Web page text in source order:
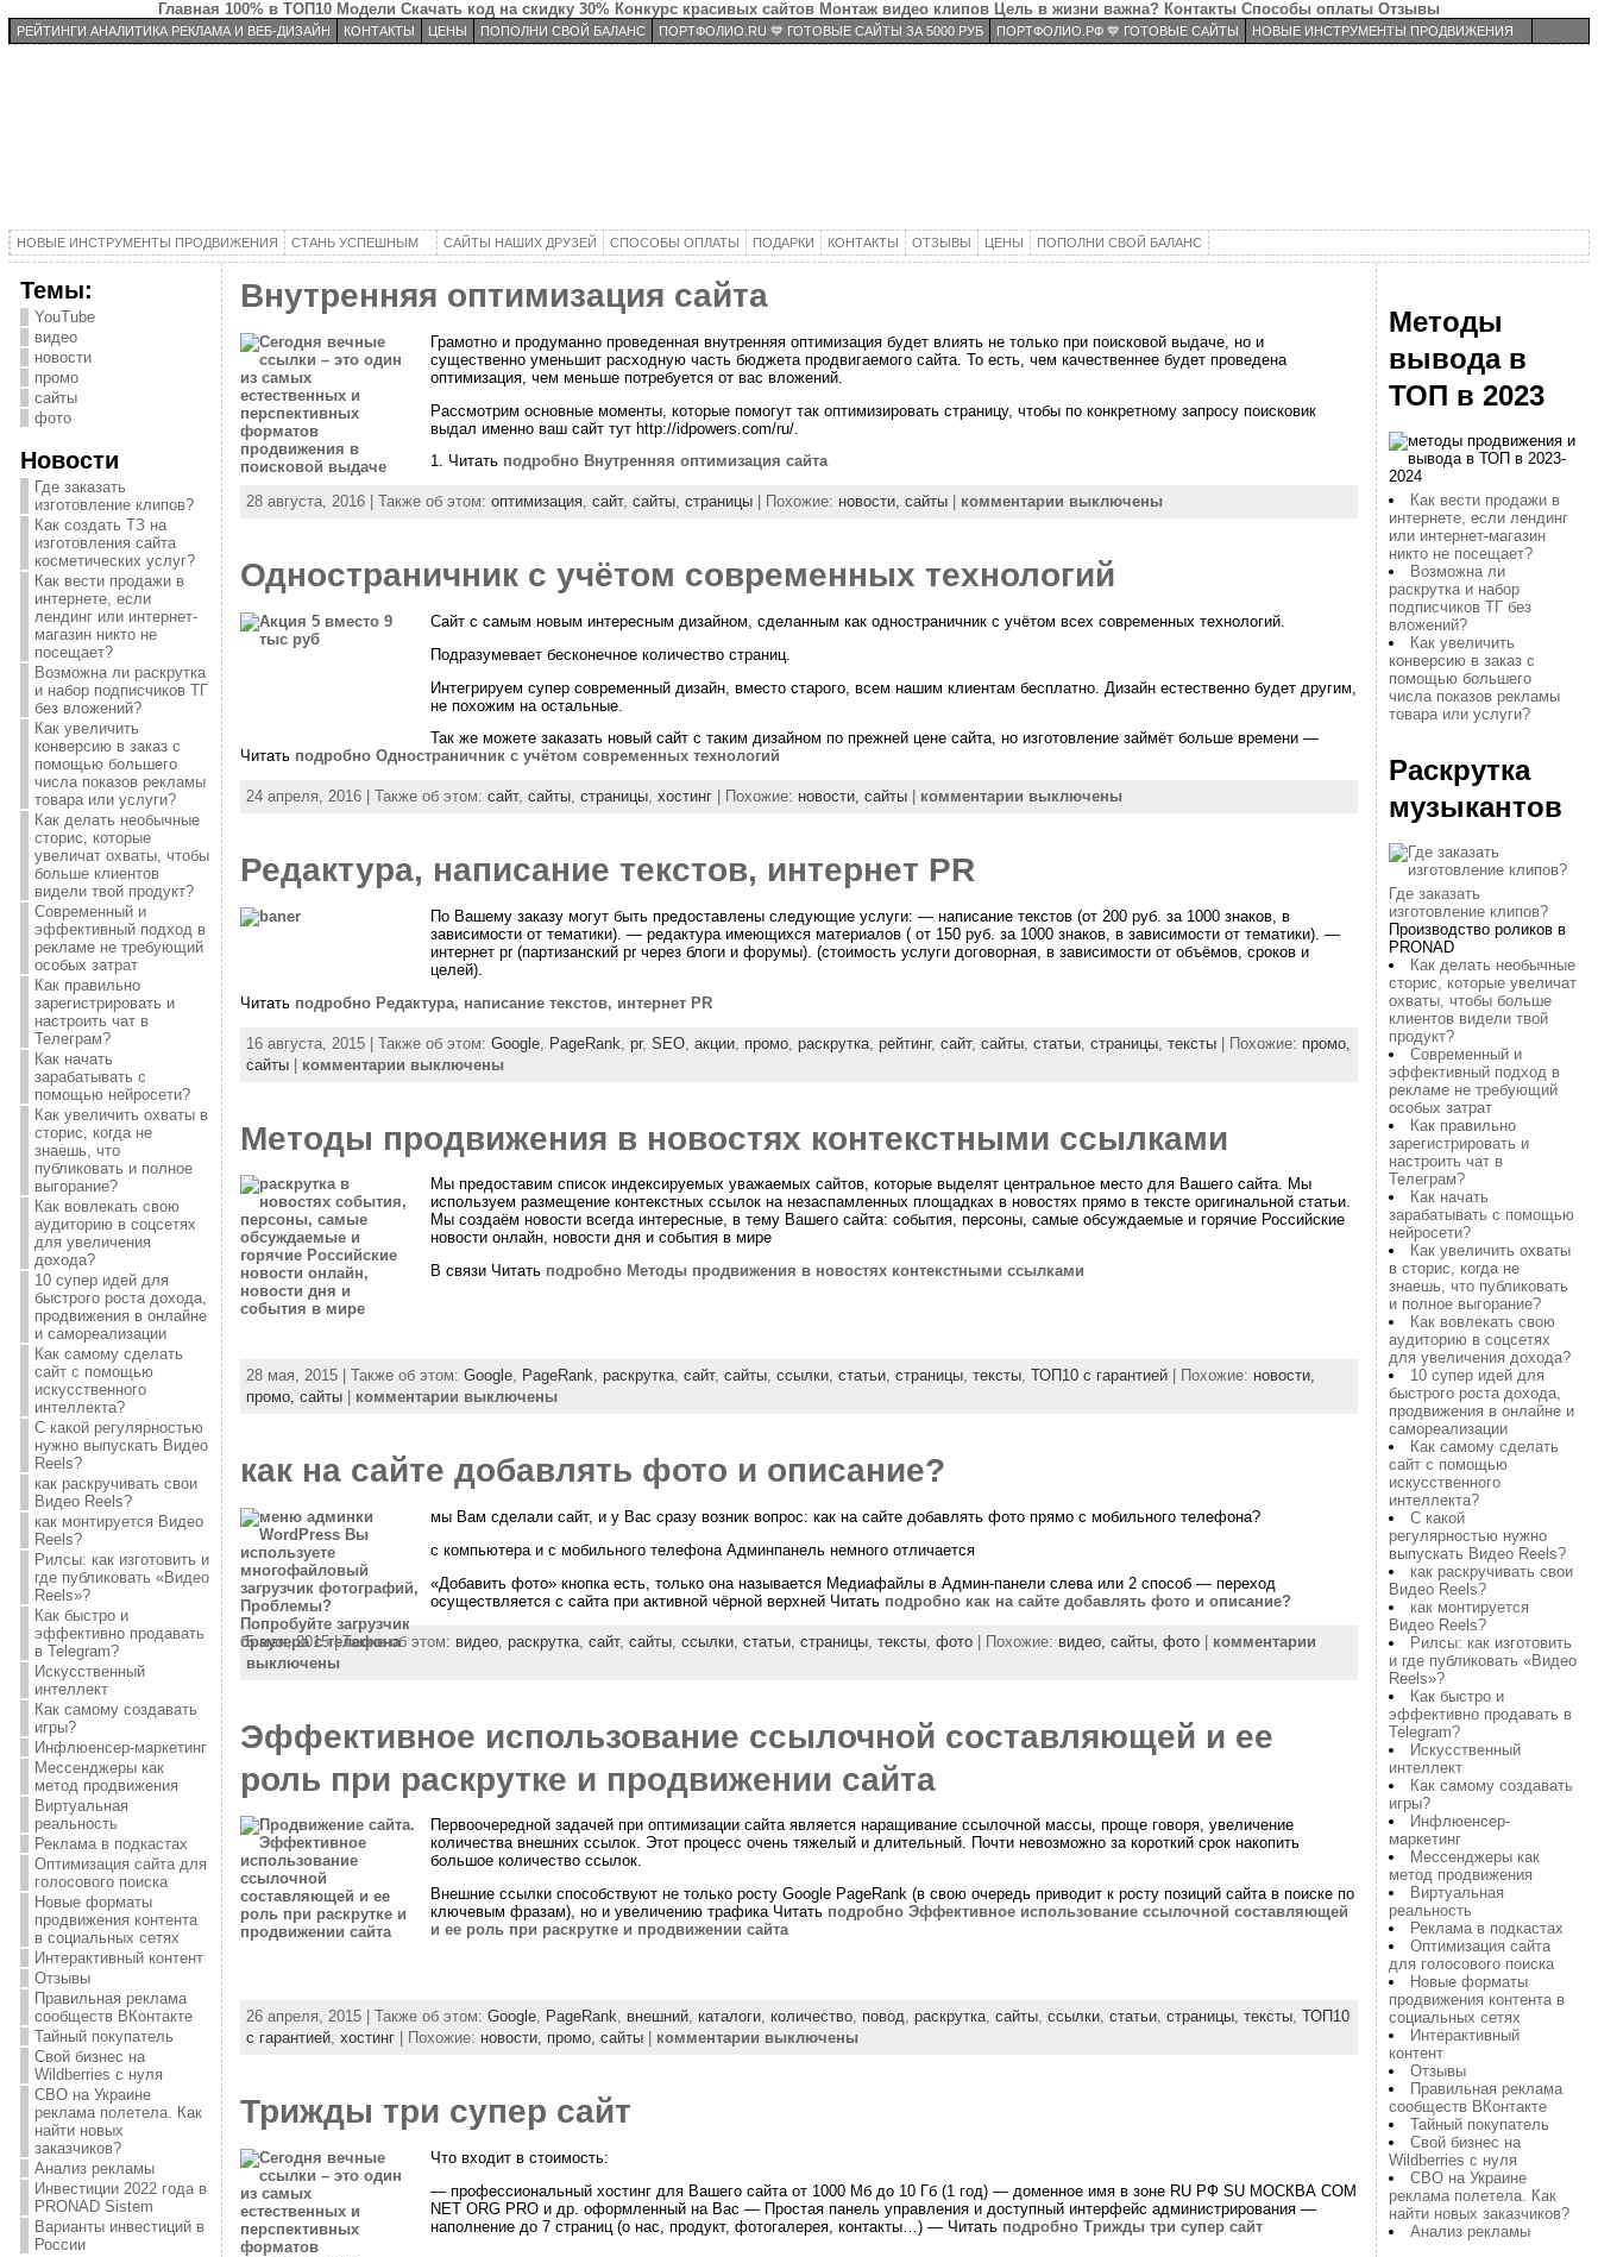
Главная 100% в ТОП10 Модели Скачать код на скидку 30% Конкурс красивых сайтов Монтаж видео клипов Цель в жизни важна? Контакты Способы оплаты Отзывы
РЕЙТИНГИ АНАЛИТИКА РЕКЛАМА И ВЕБ-ДИЗАЙН КОНТАКТЫ ЦЕНЫ ПОПОЛНИ СВОЙ БАЛАНС ПОРТФОЛИО.RU 💙 ГОТОВЫЕ САЙТЫ ЗА 5000 РУБ ПОРТФОЛИО.РФ 💙 ГОТОВЫЕ САЙТЫ НОВЫЕ ИНСТРУМЕНТЫ ПРОДВИЖЕНИЯ
НОВЫЕ ИНСТРУМЕНТЫ ПРОДВИЖЕНИЯ СТАНЬ УСПЕШНЫМ САЙТЫ НАШИХ ДРУЗЕЙ СПОСОБЫ ОПЛАТЫ ПОДАРКИ КОНТАКТЫ ОТЗЫВЫ ЦЕНЫ ПОПОЛНИ СВОЙ БАЛАНС
Темы:
YouTube
видео
новости
промо
сайты
фото
Новости
Где заказать
изготовление клипов?
Как создать ТЗ на
изготовления сайта
косметических услуг?
Как вести продажи в
интернете, если
лендинг или интернет-
магазин никто не
посещает?
Возможна ли раскрутка
и набор подписчиков ТГ
без вложений?
Как увеличить
конверсию в заказ с
помощью большего
числа показов рекламы
товара или услуги?
Как делать необычные
сторис, которые
увеличат охваты, чтобы
больше клиентов
видели твой продукт?
Современный и
эффективный подход в
рекламе не требующий
особых затрат
Как правильно
зарегистрировать и
настроить чат в
Телеграм?
Как начать
зарабатывать с
помощью нейросети?
Как увеличить охваты в
сторис, когда не
знаешь, что
публиковать и полное
выгорание?
Как вовлекать свою
аудиторию в соцсетях
для увеличения
дохода?
10 супер идей для
быстрого роста дохода,
продвижения в онлайне
и самореализации
Как самому сделать
сайт с помощью
искусственного
интеллекта?
С какой регулярностью
нужно выпускать Видео
Reels?
как раскручивать свои
Видео Reels?
как монтируется Видео
Reels?
Рилсы: как изготовить и
где публиковать «Видео
Reels»?
Как быстро и
эффективно продавать
в Telegram?
Искусственный
интеллект
Как самому создавать
игры?
Инфлюенсер-маркетинг
Мессенджеры как
метод продвижения
Виртуальная
реальность
Реклама в подкастах
Оптимизация сайта для
голосового поиска
Новые форматы
продвижения контента
в социальных сетях
Интерактивный контент
Отзывы
Правильная реклама
сообществ ВКонтакте
Тайный покупатель
Свой бизнес на
Wildberries с нуля
СВО на Украине
реклама полетела. Как
найти новых
заказчиков?
Анализ рекламы
Инвестиции 2022 года в
PRONAD Sistem
Варианты инвестиций в
России
Внутренняя оптимизация сайта
Грамотно и продуманно проведенная внутренняя оптимизация будет влиять не только при поисковой выдаче, но и
существенно уменьшит расходную часть бюджета продвигаемого сайта. То есть, чем качественнее будет проведена
оптимизация, чем меньше потребуется от вас вложений.
Рассмотрим основные моменты, которые помогут так оптимизировать страницу, чтобы по конкретному запросу поисковик
выдал именно ваш сайт тут http://idpowers.com/ru/.
1. Читать подробно Внутренняя оптимизация сайта
28 августа, 2016 | Также об этом: оптимизация, сайт, сайты, страницы| Похожие: новости, сайты| комментарии выключены
Одностраничник с учётом современных технологий
Сайт с самым новым интересным дизайном, сделанным как одностраничник с учётом всех современных технологий.
Подразумевает бесконечное количество страниц.
Интегрируем супер современный дизайн, вместо старого, всем нашим клиентам бесплатно. Дизайн естественно будет другим,
не похожим на остальные.
Так же можете заказать новый сайт с таким дизайном по прежней цене сайта, но изготовление займёт больше времени —
Читать подробно Одностраничник с учётом современных технологий
24 апреля, 2016 | Также об этом: сайт, сайты, страницы, хостинг| Похожие: новости, сайты| комментарии выключены
Редактура, написание текстов, интернет PR
По Вашему заказу могут быть предоставлены следующие услуги: — написание текстов (от 200 руб. за 1000 знаков, в
зависимости от тематики). — редактура имеющихся материалов ( от 150 руб. за 1000 знаков, в зависимости от тематики). —
интернет pr (партизанский pr через блоги и форумы). (стоимость услуги договорная, в зависимости от объёмов, сроков и
целей).
Читать подробно Редактура, написание текстов, интернет PR
16 августа, 2015 | Также об этом: Google, PageRank pr, SEO, акции, промо, раскрутка, рейтинг, сайт, сайты, статьи, страницы, тексты| Похожие: промо,
сайты| комментарии выключены
Методы продвижения в новостях контекстными ссылками
Мы предоставим список индексируемых уважаемых сайтов, которые выделят центральное место для Вашего сайта. Мы
используем размещение контекстных ссылок на незаспамленных площадках в новостях прямо в тексте оригинальной статьи.
Мы создаём новости всегда интересные, в тему Вашего сайта: события, персоны, самые обсуждаемые и горячие Российские
новости онлайн, новости дня и события в мире
В связи Читать подробно Методы продвижения в новостях контекстными ссылками
28 мая, 2015 | Также об этом: Google, PageRank, раскрутка, сайт, сайты, ссылки, статьи, страницы, тексты, ТОП10 с гарантией| Похожие: новости,
промо, сайты| комментарии выключены
как на сайте добавлять фото и описание?
мы Вам сделали сайт, и у Вас сразу возник вопрос: как на сайте добавлять фото прямо с мобильного телефона?
с компьютера и с мобильного телефона Админпанель немного отличается
«Добавить фото» кнопка есть, только она называется Медиафайлы в Админ-панели слева или 2 способ — переход
осуществляется с сайта при активной чёрной верхней Читать подробно как на сайте добавлять фото и описание?
5 мая, 2015 | Также об этом: видео, раскрутка, сайт, сайты, ссылки, статьи, страницы, тексты, фото| Похожие: видео, сайты, фото| комментарии
выключены
Эффективное использование ссылочной составляющей и ее
роль при раскрутке и продвижении сайта
Первоочередной задачей при оптимизации сайта является наращивание ссылочной массы, проще говоря, увеличение
количества внешних ссылок. Этот процесс очень тяжелый и длительный. Почти невозможно за короткий срок накопить
большое количество ссылок.
Внешние ссылки способствуют не только росту Google PageRank (в свою очередь приводит к росту позиций сайта в поиске по
ключевым фразам), но и увеличению трафика Читать подробно Эффективное использование ссылочной составляющей
и ее роль при раскрутке и продвижении сайта
26 апреля, 2015 | Также об этом: Google, PageRank, внешний, каталоги, количество, повод, раскрутка, сайты, ссылки, статьи, страницы, тексты, ТОП10
с гарантией, хостинг| Похожие: новости, промо, сайты| комментарии выключены
Трижды три супер сайт
Что входит в стоимость:
— профессиональный хостинг для Вашего сайта от 1000 Мб до 10 Гб (1 год) — доменное имя в зоне RU РФ SU МОСКВА COM
NET ORG PRO и др. оформленный на Вас — Простая панель управления и доступный интерфейс администрирования —
наполнение до 7 страниц (о нас, продукт, фотогалерея, контакты…) — Читать подробно Трижды три супер сайт
Методы
вывода в
ТОП в 2023
Как вести продажи в
интернете, если лендинг
или интернет-магазин
никто не посещает?
Возможна ли
раскрутка и набор
подписчиков ТГ без
вложений?
Как увеличить
конверсию в заказ с
помощью большего
числа показов рекламы
товара или услуги?
Раскрутка
музыкантов
Где заказать
изготовление клипов?
Производство роликов в
PRONAD
Как делать необычные
сторис, которые увеличат
охваты, чтобы больше
клиентов видели твой
продукт?
Современный и
эффективный подход в
рекламе не требующий
особых затрат
Как правильно
зарегистрировать и
настроить чат в
Телеграм?
Как начать
зарабатывать с помощью
нейросети?
Как увеличить охваты
в сторис, когда не
знаешь, что публиковать
и полное выгорание?
Как вовлекать свою
аудиторию в соцсетях
для увеличения дохода?
10 супер идей для
быстрого роста дохода,
продвижения в онлайне и
самореализации
Как самому сделать
сайт с помощью
искусственного
интеллекта?
С какой
регулярностью нужно
выпускать Видео Reels?
как раскручивать свои
Видео Reels?
как монтируется
Видео Reels?
Рилсы: как изготовить
и где публиковать «Видео
Reels»?
Как быстро и
эффективно продавать в
Telegram?
Искусственный
интеллект
Как самому создавать
игры?
Инфлюенсер-
маркетинг
Мессенджеры как
метод продвижения
Виртуальная
реальность
Реклама в подкастах
Оптимизация сайта
для голосового поиска
Новые форматы
продвижения контента в
социальных сетях
Интерактивный
контент
Отзывы
Правильная реклама
сообществ ВКонтакте
Тайный покупатель
Свой бизнес на
Wildberries с нуля
СВО на Украине
реклама полетела. Как
найти новых заказчиков?
Анализ рекламы